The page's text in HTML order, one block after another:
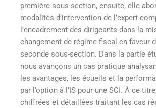
première sous-section, ensuite, elle
modalités d’intervention de l’expert-
l’encadrement des dirigeants dans la
changement de régime fiscal en faveur
seconde sous-section. Dans la partie
nous avançons un cas pratique
les avantages, les écueils et la
par l’option à l’IS pour une SCI. À ce
chiffrées et détaillées traitant les cas